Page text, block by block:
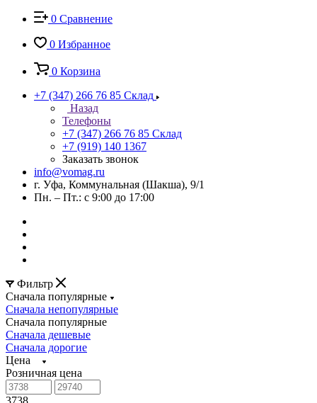
0 Сравнение
0 Избранное
0 Корзина
+7 (347) 266 76 85 Склад
Назад
Телефоны
+7 (347) 266 76 85 Склад
+7 (919) 140 1367
Заказать звонок
info@vomag.ru
г. Уфа, Коммунальная (Шакша), 9/1
Пн. – Пт.: с 9:00 до 17:00
Фильтр
Сначала популярные
Сначала непопулярные
Сначала популярные
Сначала дешевые
Сначала дорогие
Цена
Розничная цена
3738